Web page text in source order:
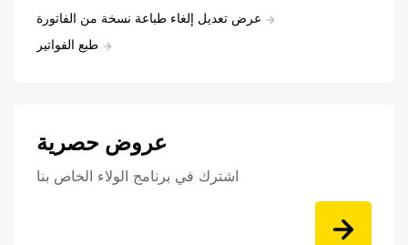
عرض تعديل إلغاء طباعة نسخة من الفاتورة
طبع الفواتير
عروض حصرية
اشترك في برنامج الولاء الخاص بنا